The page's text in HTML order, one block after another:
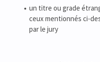
un titre ou grade
ceux mentionnés ci-
par le jury